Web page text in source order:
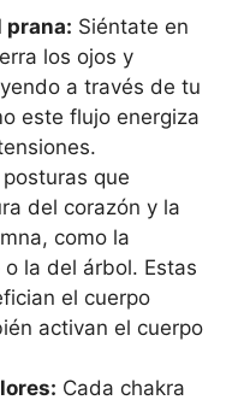
prana: Siéntate en
los ojos y
a través de tu
este flujo energiza
que
del corazón y la
como la
la del árbol. Estas
el cuerpo
activan el cuerpo
Cada chakra